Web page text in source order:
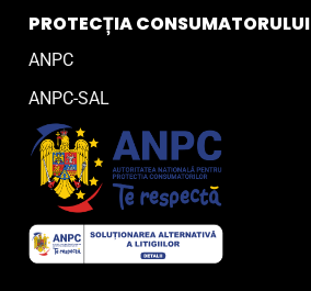
PROTECȚIA CONSUMATORULUI
ANPC
ANPC-SAL